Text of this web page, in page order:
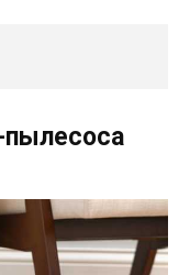
пылесоса